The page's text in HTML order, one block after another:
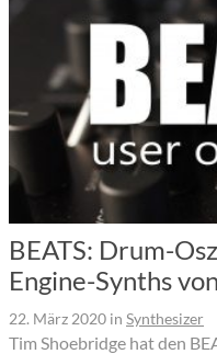
BEATS: Drum-
Engine-Synths
22. März 2020 in Synthesizer
Tim Shoebridge hat den